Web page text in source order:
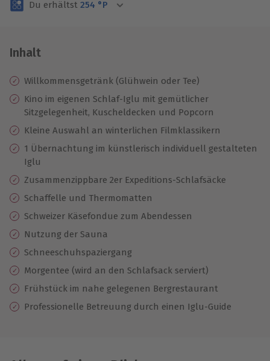
Volle Flexibilität
3 Jahre gültig & verlängerbar.
Du erhältst 254 °P
Inhalt
Willkommensgetränk (Glühwein oder Tee)
Kino im eigenen Schlaf-Iglu mit gemütlicher
Sitzgelegenheit, Kuscheldecken und Popcorn
Kleine Auswahl an winterlichen Filmklassikern
1 Übernachtung im künstlerisch individuell gestalteten
Iglu
Zusammenzippbare 2er Expeditions-Schlafsäcke
Schaffelle und Thermomatten
Schweizer Käsefondue zum Abendessen
Nutzung der Sauna
Schneeschuhspaziergang
Morgentee (wird an den Schlafsack serviert)
Frühstück im nahe gelegenen Bergrestaurant
Professionelle Betreuung durch einen Iglu-Guide